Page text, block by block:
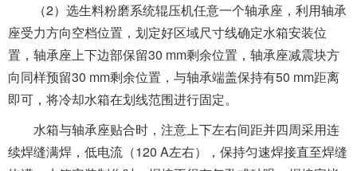
（2）选生料粉磨系统辊压机任意一个轴承座，利用轴承
座受力方向空档位置，划定好区域尺寸线确定水箱安装位
置，轴承座上下边部保留30 mm剩余位置，轴承座减震块方
向同样预留30 mm剩余位置，与轴承端盖保持有50 mm距离
即可，将冷却水箱在划线范围进行固定。
水箱与轴承座贴合时，注意上下左右间距并四周采用连
续焊缝满焊，低电流（120 A左右），保持匀速焊接直至焊缝